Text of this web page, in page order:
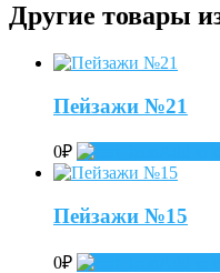
Другие товары
Пейзажи №21
0₽
Пейзажи №15
0₽